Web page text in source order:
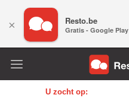
U zocht op:
× Resto.be
Gratis - Google Play